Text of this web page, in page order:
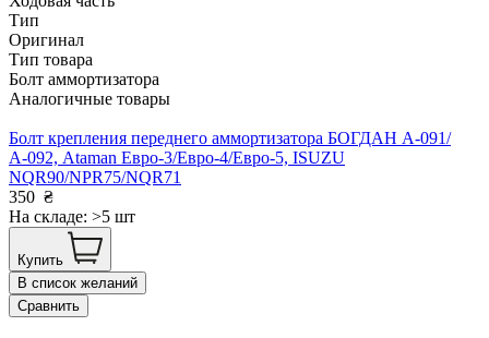
Тип
Оригинал
Тип товара
Болт аммортизатора
Аналогичные товары
Болт крепления переднего аммортизатора БОГДАН А-091/
А-092, Ataman Евро-3/Евро-4/Евро-5, ISUZU
NQR90/NPR75/NQR71
350 ₴
На складе: >5 шт
Купить
В список желаний
Сравнить